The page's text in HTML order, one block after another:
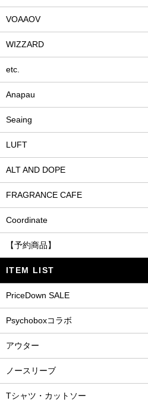
VOAAOV
WIZZARD
etc.
Anapau
Seaing
LUFT
ALT AND DOPE
FRAGRANCE CAFE
Coordinate
【予約商品】
ITEM LIST
PriceDown SALE
Psychoboxコラボ
アウター
ノースリーブ
Tシャツ・カットソー